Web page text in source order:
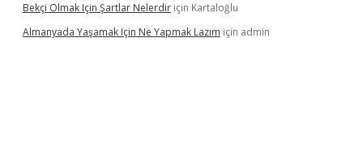
Bekçi Olmak Için Şartlar Nelerdir için Kartaloğlu
Almanyada Yaşamak Için Ne Yapmak Lazım için admin